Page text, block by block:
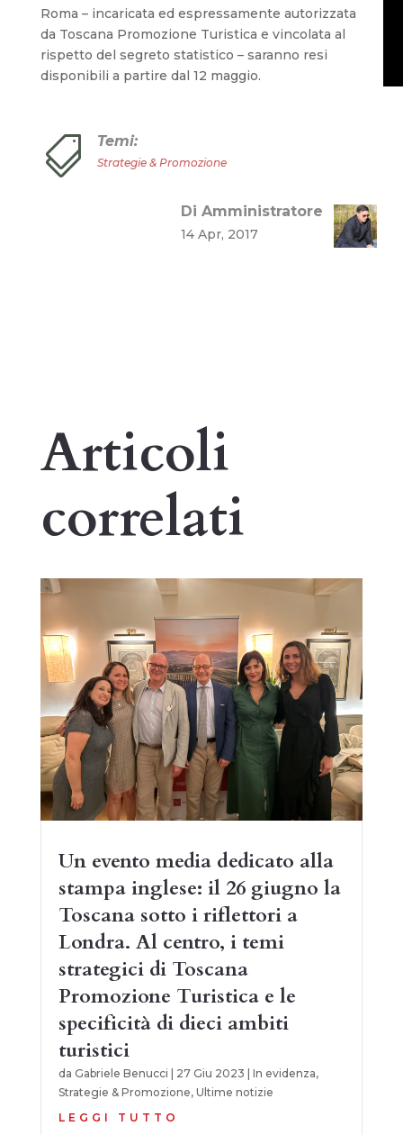
Roma – incaricata ed espressamente autorizzata
da Toscana Promozione Turistica e vincolata al
rispetto del segreto statistico – saranno resi
disponibili a partire dal 12 maggio.
 Temi:
Strategie & Promozione
Di Amministratore
14 Apr, 2017
Articoli
correlati
Un evento media dedicato alla
stampa inglese: il 26 giugno la
Toscana sotto i riflettori a
Londra. Al centro, i temi
strategici di Toscana
Promozione Turistica e le
specificità di dieci ambiti
turistici
da Gabriele Benucci 27 Giu 2023 In evidenza,
Strategie & Promozione, Ultime notizie
LEGGI TUTTO